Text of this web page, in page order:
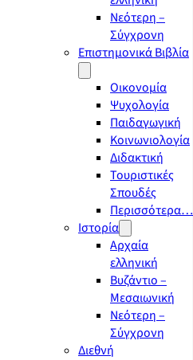
Νεότερη –
Σύγχρονη
Επιστημονικά Βιβλία
Οικονομία
Ψυχολογία
Παιδαγωγική
Κοινωνιολογία
Διδακτική
Τουριστικές
Σπουδές
Περισσότερα…
Ιστορία
Αρχαία
ελληνική
Βυζάντιο –
Μεσαιωνική
Νεότερη –
Σύγχρονη
Διεθνή